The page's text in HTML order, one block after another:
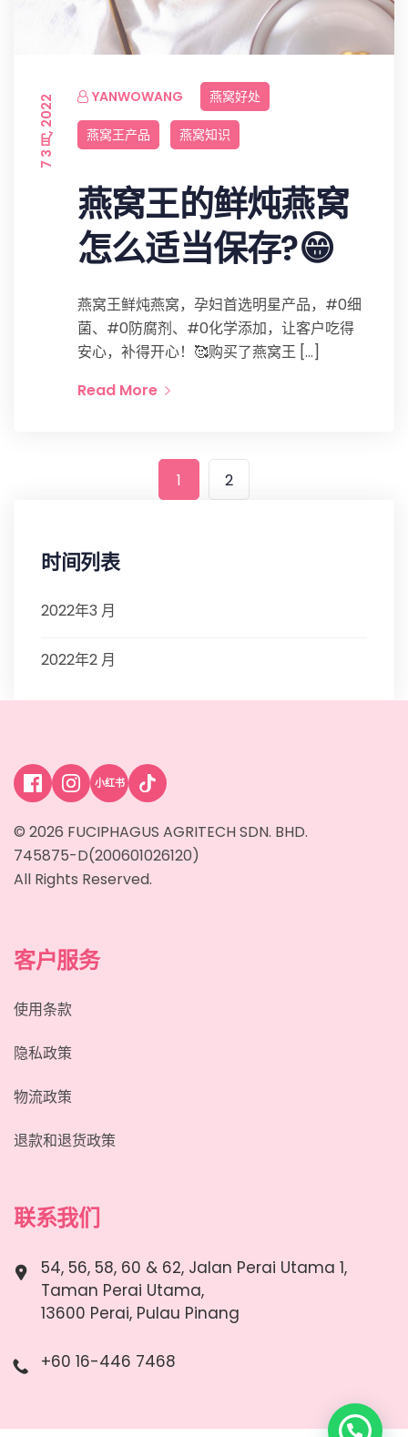
YANWOWANG
7 3 月, 2022 燕窝好处
燕窝王产品 燕窝知识
燕窝王的鲜炖燕窝
怎么适当保存?😁
燕窝王鲜炖燕窝，孕妇首选明星产品，#0细
菌、#0防腐剂、#0化学添加，让客户吃得
安心，补得开心！🥰购买了燕窝王 […]
Read More
1 2
时间列表
2022年3 月
2022年2 月
小红书
© 2026 FUCIPHAGUS AGRITECH SDN. BHD.
745875-D(200601026120)
All Rights Reserved.
客户服务
使用条款
隐私政策
物流政策
退款和退货政策
联系我们
54, 56, 58, 60 & 62, Jalan Perai Utama 1,
Taman Perai Utama,
13600 Perai, Pulau Pinang
+60 16-446 7468